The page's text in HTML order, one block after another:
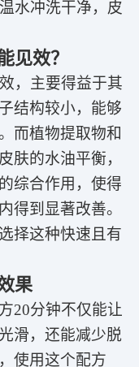
水冲洗干净，皮
见效？
，主要得益于其
结构较小，能够
而植物提取物和
肤的水油平衡，
综合作用，使得
得到显著改善。
择这种快速且有
果
20分钟不仅能让
滑，还能减少脱
使用这个配方